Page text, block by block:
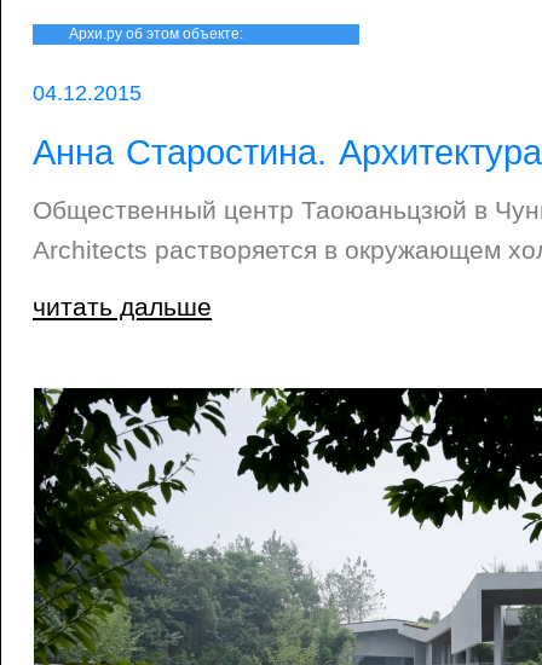
Архи.ру об этом объекте:
04.12.2015
Анна Старостина.
Общественный центр Таоюаньцзюй в
Architects растворяется в окружающем
читать дальше